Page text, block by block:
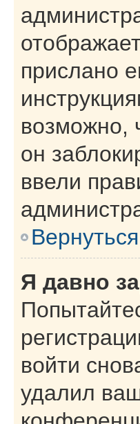
прислано
возможно,
он
ввели
Я давно
войти
удалил